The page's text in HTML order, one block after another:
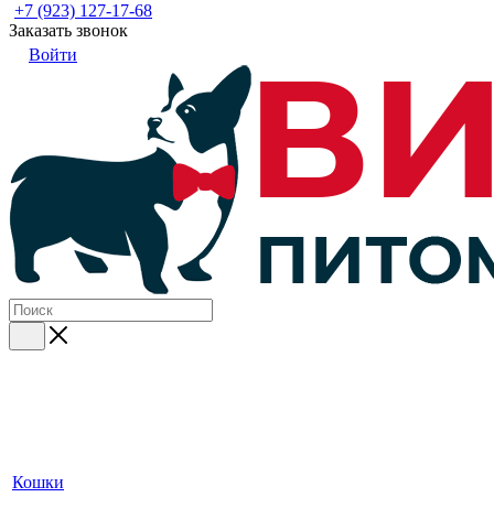
+7 (923) 127-17-68
Заказать звонок
Войти
Кошки